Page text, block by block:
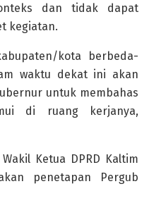
dan tidak dapat
kegiatan.
kota berbeda-
waktu dekat ini akan
untuk membahas
di ruang kerjanya,
Ketua DPRD Kaltim
penetapan Pergub